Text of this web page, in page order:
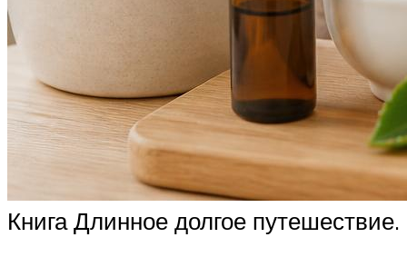
Книга Длинное долгое путешествие.